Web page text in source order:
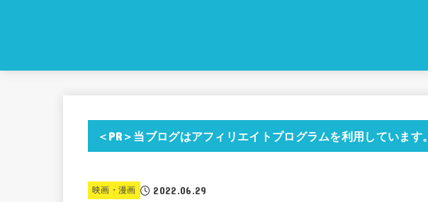
＜PR＞当ブログはアフィリエイトプログラムを利用しています。
映画・漫画 2022.06.29